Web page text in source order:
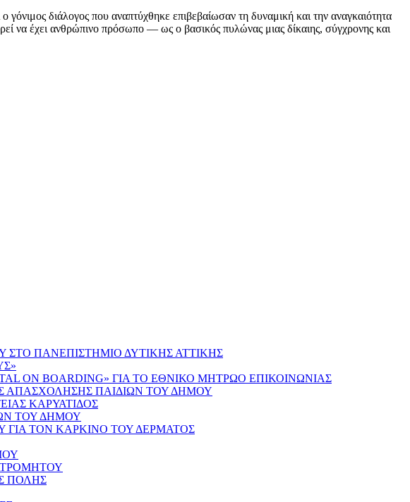
διάλογος που αναπτύχθηκε επιβεβαίωσαν τη δυναμική και την αναγκαιότητα
να έχει ανθρώπινο πρόσωπο — ως ο βασικός πυλώνας μιας δίκαιης, σύγχρονης και
ΠΑΝΕΠΙΣΤΗΜΙΟ ΔΥΤΙΚΗΣ ΑΤΤΙΚΗΣ
ON BOARDING» ΓΙΑ ΤΟ ΕΘΝΙΚΟ ΜΗΤΡΩΟ ΕΠΙΚΟΙΝΩΝΙΑΣ
ΑΠΑΣΧΟΛΗΣΗΣ ΠΑΙΔΙΩΝ ΤΟΥ ΔΗΜΟΥ
ΚΑΡΥΑΤΙΔΟΣ
ΤΟΥ ΔΗΜΟΥ
ΤΟΝ ΚΑΡΚΙΝΟ ΤΟΥ ΔΕΡΜΑΤΟΣ
ΠΟΛΗΣ